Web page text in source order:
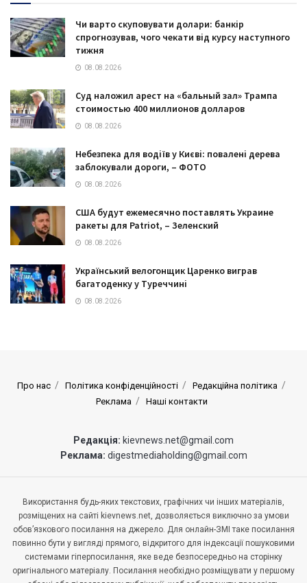
Чи варто скуповувати долари: банкір
спрогнозував, чого чекати від курсу наступного
тижня
08.08.2026
Суд наложил арест на «бальный зал» Трампа
стоимостью 400 миллионов долларов
08.08.2026
Небезпека для водіїв у Києві: повалені дерева
заблокували дороги, – ФОТО
08.08.2026
США будут ежемесячно поставлять Украине
ракеты для Patriot, – Зеленский
08.08.2026
Український велогонщик Царенко виграв
багатоденку у Туреччині
08.08.2026
Про нас Політика конфіденційності
Редакційна політика
Реклама
Наші контакти
Редакція: kievnews.net@gmail.com
Реклама: digestmediaholding@gmail.com
Використання будь-яких текстових, графічних чи інших матеріалів,
розміщених на сайті kievnews.net, дозволяється виключно за умови
обов’язкового посилання на джерело. Для онлайн-ЗМІ таке посилання
повинно бути у вигляді прямого, відкритого для індексації пошуковими
системами гіперпосилання, яке веде безпосередньо на сторінку
оригінального матеріалу. Посилання необхідно розміщувати у першому